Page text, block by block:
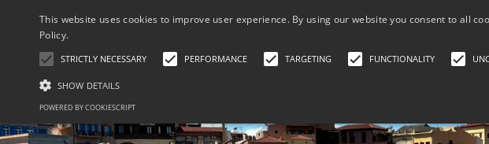
This website uses cookies to improve user experience. By using our website you consent to all
Policy.
STRICTLY NECESSARY PERFORMANCE TARGETING FUNCTIONALITY
SHOW DETAILS
POWERED BY COOKIESCRIPT